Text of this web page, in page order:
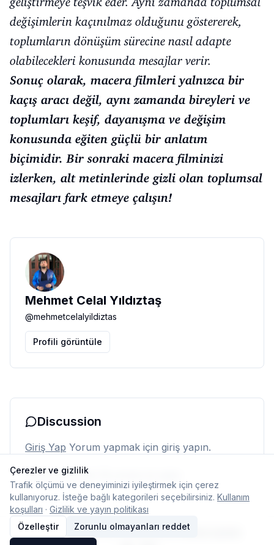
değişimlerin kaçınılmaz olduğunu göstererek,
toplumların dönüşüm sürecine nasıl adapte
olabilecekleri konusunda mesajlar verir.
Sonuç olarak, macera filmleri yalnızca bir
kaçış aracı değil, aynı zamanda bireyleri ve
toplumları keşif, dayanışma ve değişim
konusunda eğiten güçlü bir anlatım
biçimidir. Bir sonraki macera filminizi
izlerken, alt metinlerinde gizli olan toplumsal
mesajları fark etmeye çalışın!
Mehmet Celal Yıldıztaş
@mehmetcelalyildiztas
Profili görüntüle
Discussion
Giriş Yap Yorum yapmak için giriş yapın.
Henüz yorum yok. İlk yorumu siz yapın.
© 2026 TypelishAna SayfaEkipİletişimÇerez ayarları
Çerezler ve gizlilik
Trafik ölçümü ve deneyiminizi iyileştirmek için çerez
kullanıyoruz. İsteğe bağlı kategorileri seçebilirsiniz. Kullanım
koşulları · Gizlilik ve yayın politikası
Özelleştir
Zorunlu olmayanları reddet